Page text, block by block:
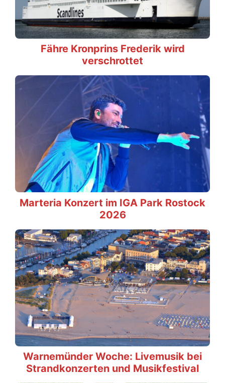
Fähre Kronprins Frederik wird
verschrottet
Marteria Konzert im IGA Park Rostock
2026
Warnemünder Woche: Livemusik bei
Strandkonzerten und Musikfestival